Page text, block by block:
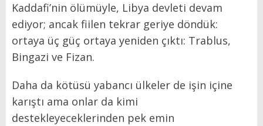
Kaddafi’nin ölümüyle, Libya devleti devam
ediyor; ancak fiilen tekrar geriye döndük:
ortaya üç güç ortaya yeniden çıktı: Trablus,
Bingazi ve Fizan.
Daha da kötüsü yabancı ülkeler de işin içine
karıştı ama onlar da kimi
destekleyeceklerinden pek emin